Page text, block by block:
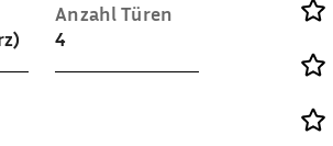
Anzahl Türen
4